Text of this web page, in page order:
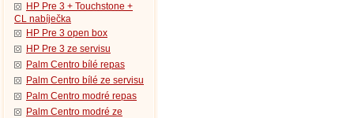
HP Pre 3 + Touchstone +
CL nabíječka
HP Pre 3 open box
HP Pre 3 ze servisu
Palm Centro bílé repas
Palm Centro bílé ze servisu
Palm Centro modré repas
Palm Centro modré ze